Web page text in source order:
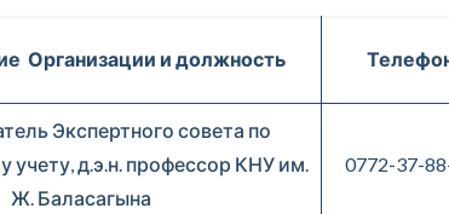
Организации и должность
Экспертного совета по
учету, д.э.н. профессор КНУ им.
Ж. Баласагына
0772-37-